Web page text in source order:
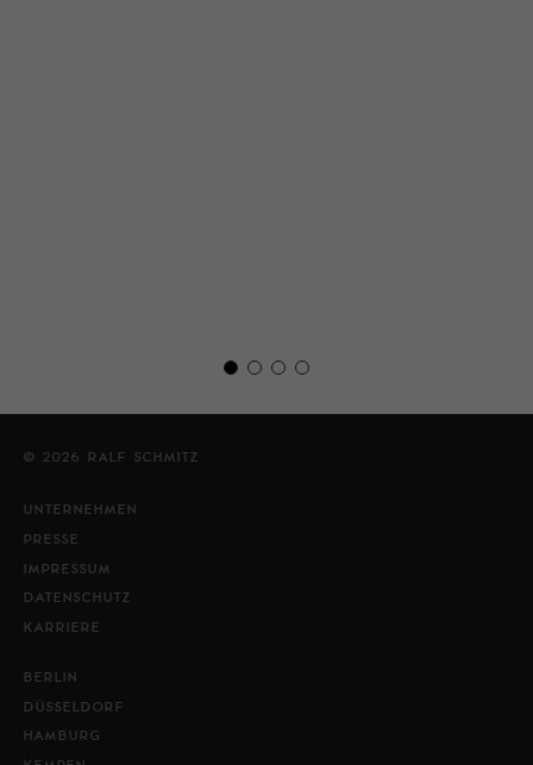
© 2026 RALF SCHMITZ
UNTERNEHMEN
PRESSE
IMPRESSUM
DATENSCHUTZ
KARRIERE
BERLIN
DÜSSELDORF
HAMBURG